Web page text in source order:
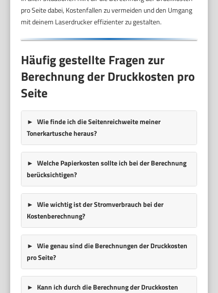
pro Seite dabei, Kostenfallen zu vermeiden und den Umgang
mit deinem Laserdrucker effizienter zu gestalten.
Häufig gestellte Fragen zur
Berechnung der Druckkosten pro
Seite
Wie finde ich die Seitenreichweite meiner
Tonerkartusche heraus?
Welche Papierkosten sollte ich bei der Berechnung
berücksichtigen?
Wie wichtig ist der Stromverbrauch bei der
Kostenberechnung?
Wie genau sind die Berechnungen der Druckkosten
pro Seite?
Kann ich durch die Berechnung der Druckkosten